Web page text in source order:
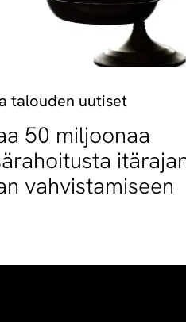
talouden uutiset
50 miljoonaa
vahvistamiseen